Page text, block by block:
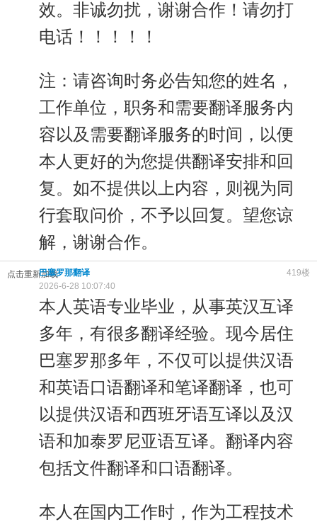
效。非诚勿扰，谢谢合作！请勿打
电话！！！！！
注：请咨询时务必告知您的姓名，
工作单位，职务和需要翻译服务内
容以及需要翻译服务的时间，以便
本人更好的为您提供翻译安排和回
复。如不提供以上内容，则视为同
行套取问价，不予以回复。望您谅
解，谢谢合作。
点击重新加载 419楼
巴塞罗那翻译
2026-6-28 10:07:40
本人英语专业毕业，从事英汉互译
多年，有很多翻译经验。现今居住
巴塞罗那多年，不仅可以提供汉语
和英语口语翻译和笔译翻译，也可
以提供汉语和西班牙语互译以及汉
语和加泰罗尼亚语互译。翻译内容
包括文件翻译和口语翻译。
本人在国内工作时，作为工程技术